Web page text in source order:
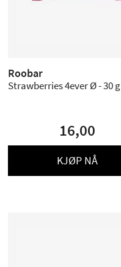
Roobar
Strawberries 4ever Ø - 30 g
16,00
KJØP NÅ